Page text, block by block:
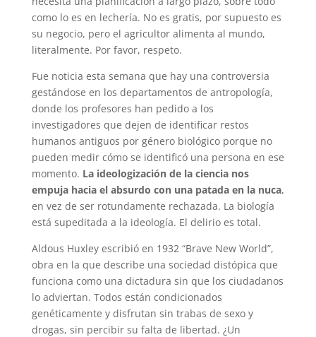
como lo es en lechería. No es gratis, por supuesto es
su negocio, pero el agricultor alimenta al mundo,
literalmente. Por favor, respeto.
Fue noticia esta semana que hay una controversia
gestándose en los departamentos de antropología,
donde los profesores han pedido a los
investigadores que dejen de identificar restos
humanos antiguos por género biológico porque no
pueden medir cómo se identificó una persona en ese
momento. La ideologización de la ciencia nos
empuja hacia el absurdo con una patada en la nuca,
en vez de ser rotundamente rechazada. La biología
está supeditada a la ideología. El delirio es total.
Aldous Huxley escribió en 1932 “Brave New World”,
obra en la que describe una sociedad distópica que
funciona como una dictadura sin que los ciudadanos
lo adviertan. Todos están condicionados
genéticamente y disfrutan sin trabas de sexo y
drogas, sin percibir su falta de libertad. ¿Un